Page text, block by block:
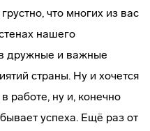
что многих из вас
нашего
дружные и важные
страны. Ну и хочется
работе, ну и, конечно
успеха. Ещё раз от